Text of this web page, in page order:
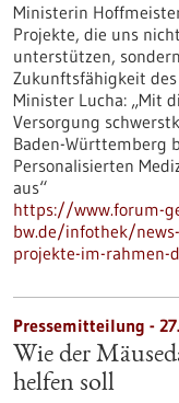
Ministerin
Projekte, die uns
unterstützen,
Zukunftsfähigkeit
Minister Lucha: „Mit
Versorgung
Baden-Württemberg
Personalisierten
aus“
https://www.forum-
bw.de/infothek/
projekte-im-rahmen-
Pressemitteilung -
Wie der
helfen soll